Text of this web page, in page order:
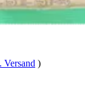
Versand )